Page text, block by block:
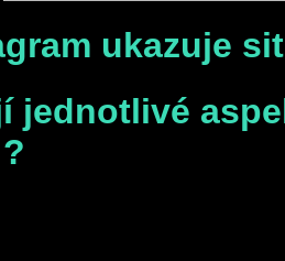
ukazuje
jednotlivé